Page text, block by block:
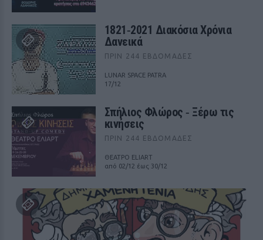
1821‑2021 Διακόσια Χρόνια
Δανεικά
ΠΡΙΝ 244 ΕΒΔΟΜΆΔΕΣ
LUNAR SPACE PATRA
17/12
Σπήλιος Φλώρος ‑ Ξέρω τις
κινήσεις
ΠΡΙΝ 244 ΕΒΔΟΜΆΔΕΣ
ΘΕΑΤΡΟ ELIART
από 02/12 έως 30/12